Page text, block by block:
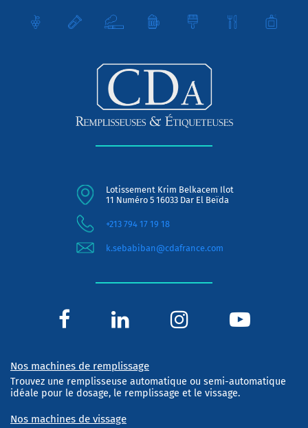
Lotissement Krim Belkacem Ilot
11 Numéro 5 16033 Dar El Beïda
+213 794 17 19 18
k.sebabiban@cdafrance.com
Nos machines de remplissage
Trouvez une remplisseuse automatique ou semi-automatique
idéale pour le dosage, le remplissage et le vissage.
Nos machines de vissage